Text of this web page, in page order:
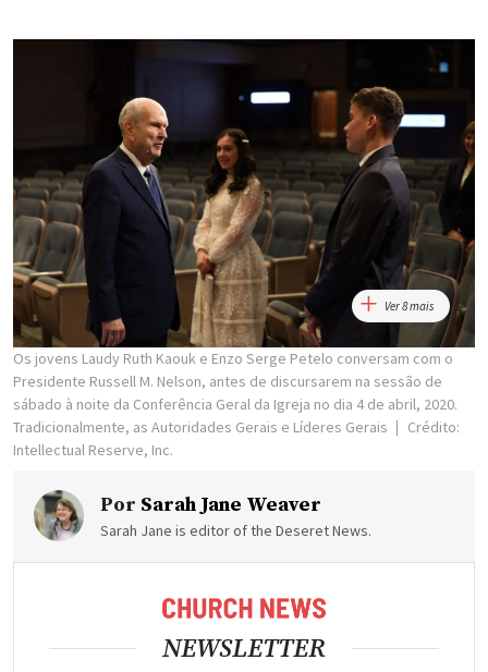
Ver 8 mais
Os jovens Laudy Ruth Kaouk e Enzo Serge Petelo conversam com o
Presidente Russell M. Nelson, antes de discursarem na sessão de
sábado à noite da Conferência Geral da Igreja no dia 4 de abril, 2020.
Tradicionalmente, as Autoridades Gerais e Líderes Gerais
Crédito:
Intellectual Reserve, Inc.
Por Sarah Jane Weaver
Sarah Jane is editor of the Deseret News.
NEWSLETTER